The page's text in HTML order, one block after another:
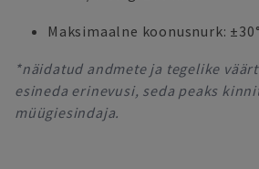
Maksimaalne koonusnurk:
*näidatud andmete ja tegelike
esineda erinevusi, seda peaks
müügiesindaja.